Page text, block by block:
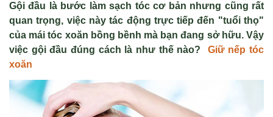
Gội đầu là bước làm sạch tóc cơ bản nhưng cũng rất
quan trọng, việc này tác động trực tiếp đến "tuổi thọ"
của mái tóc xoăn bồng bềnh mà bạn đang sởhữu. Vậy
việc gội đầu đúng cách là như thếnào? Giữ nếp tóc
xoăn